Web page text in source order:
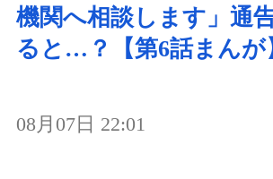
機関へ相談します」通
ると…？【第6話まんが
08月07日 22:01